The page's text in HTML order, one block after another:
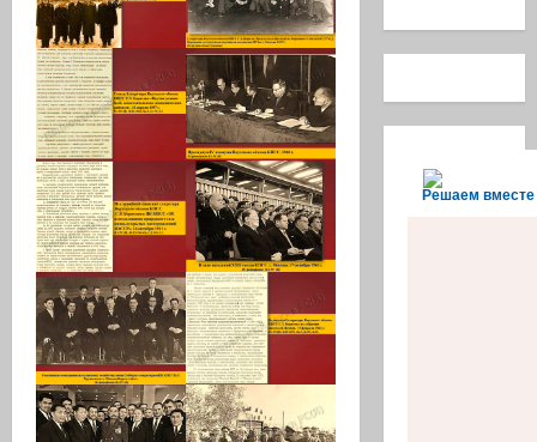
Решаем вместе